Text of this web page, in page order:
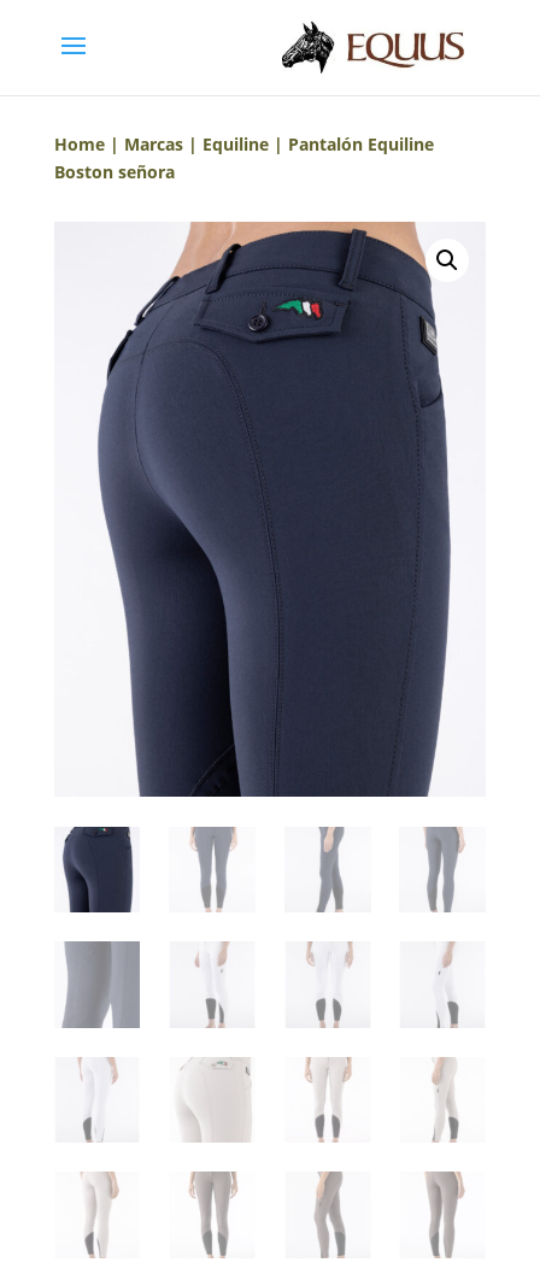
Home| Marcas| Equiline| Pantalón Equiline
Boston señora